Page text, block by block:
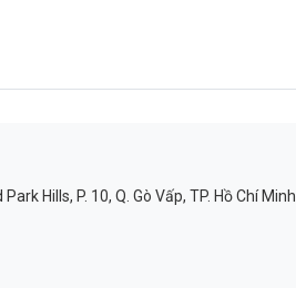
Hills, P. 10, Q. Gò Vấp, TP. Hồ Chí Minh.